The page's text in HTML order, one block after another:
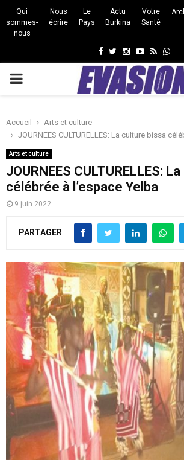
Qui
sommes-
nous
Nous
écrire
Le
Pays
Actu
Burkina
Votre
Santé
Facebook
Twitter
Instagram
Youtube
Rss
PRIMARY
Accueil
Arts et culture
JOURNEES CULTURELLES: La culture bissa
Arts et culture
JOURNEES CULTURELLES:
célébrée à l’espace Yelba
9 juin 2022
PARTAGER